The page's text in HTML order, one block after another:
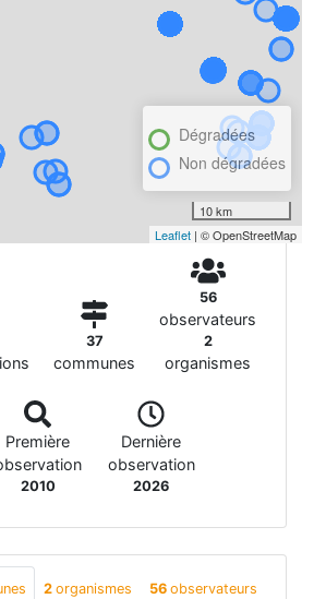
Dégradées
Non dégradées
10 km
Leaflet | © OpenStreetMap
37
communes
56
observateurs
2
organismes
Première
2010
Dernière
observation
2026
2 organismes 56 observateurs